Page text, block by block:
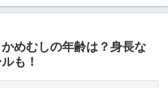
かめむしの年齢は？身長な
も！